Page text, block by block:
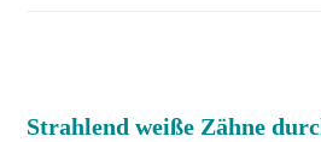
Strahlend weiße Zähne